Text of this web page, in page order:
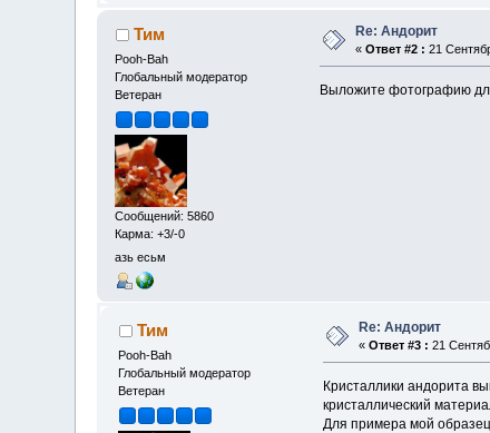
Тим
Pooh-Bah
Глобальный модератор
Ветеран
Сообщений: 5860
Карма: +3/-0
азь есьм
Re: Андорит
«Ответ #2 : 21
Выложите фотографию
Тим
Pooh-Bah
Глобальный модератор
Ветеран
Re: Андорит
«Ответ #3 : 21
Кристаллики андорита
кристаллический
Для примера мой